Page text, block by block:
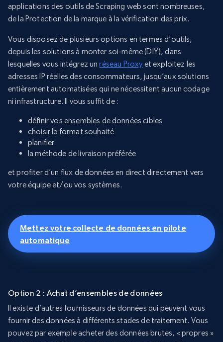
applications des outils de Scraping web sont nombreuses,
de la Protection de la marque à la vérification des prix.
Vous disposez de plusieurs options en termes d’outils,
depuis les solutions à monter soi-même (DIY), dans
lesquelles vous intégrez unréseau Proxyet exploitez les
adresses IP réelles des consommateurs, jusqu’aux solutions
entièrement automatisées qui ne nécessitent aucun codage
ni infrastructure. Il vous suffit de :
définir vos ensembles de données cibles
choisir le format souhaité
planifier
la méthode de livraison préférée
et profiter d’un flux de données en direct directement vers
votre équipe et/ou vos systèmes.
Mettez votre collecte de données en pilote
automatique
Option 2 : Achat d’ensembles de données
Il existe d’autres fournisseurs de données qui peuvent vous
fournir des données à différents stades de traitement. Vous
pouvez par exemple acheter des données brutes, « propres »